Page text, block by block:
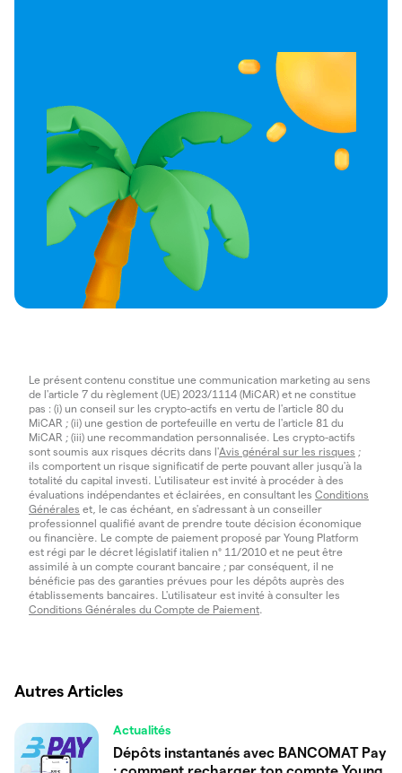
Le présent contenu constitue une communication marketing au sens
de l'article 7 du règlement (UE) 2023/1114 (MiCAR) et ne constitue
pas : (i) un conseil sur les crypto-actifs en vertu de l'article 80 du
MiCAR ; (ii) une gestion de portefeuille en vertu de l'article 81 du
MiCAR ; (iii) une recommandation personnalisée. Les crypto-actifs
sont soumis aux risques décrits dans l'Avis général sur les risques ;
ils comportent un risque significatif de perte pouvant aller jusqu'à la
totalité du capital investi. L'utilisateur est invité à procéder à des
évaluations indépendantes et éclairées, en consultant les Conditions
Générales et, le cas échéant, en s'adressant à un conseiller
professionnel qualifié avant de prendre toute décision économique
ou financière. Le compte de paiement proposé par Young Platform
est régi par le décret législatif italien n° 11/2010 et ne peut être
assimilé à un compte courant bancaire ; par conséquent, il ne
bénéficie pas des garanties prévues pour les dépôts auprès des
établissements bancaires. L'utilisateur est invité à consulter les
Conditions Générales du Compte de Paiement
Autres Articles
Actualités
Dépôts instantanés avec BANCOMAT Pay